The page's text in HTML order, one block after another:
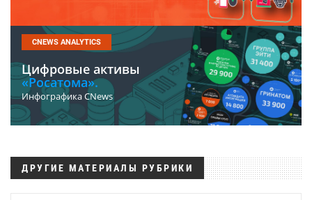
CNEWS ANALYTICS
Цифровые активы
«Росатома».
Инфографика CNews
ДРУГИЕ МАТЕРИАЛЫ РУБРИКИ